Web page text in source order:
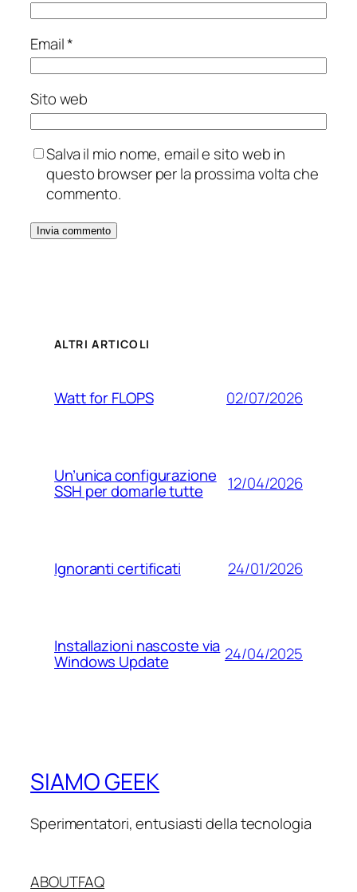
Email*
Sito web
Salva il mio nome, email e sito web in
questo browser per la prossima volta che
commento.
ALTRI ARTICOLI
Watt for FLOPS 02/07/2026
Un’unica configurazione
SSH per domarle tutte 12/04/2026
Ignoranti certificati 24/01/2026
Installazioni nascoste via
Windows Update 24/04/2025
SIAMO GEEK
Sperimentatori, entusiasti della tecnologia
ABOUTFAQ